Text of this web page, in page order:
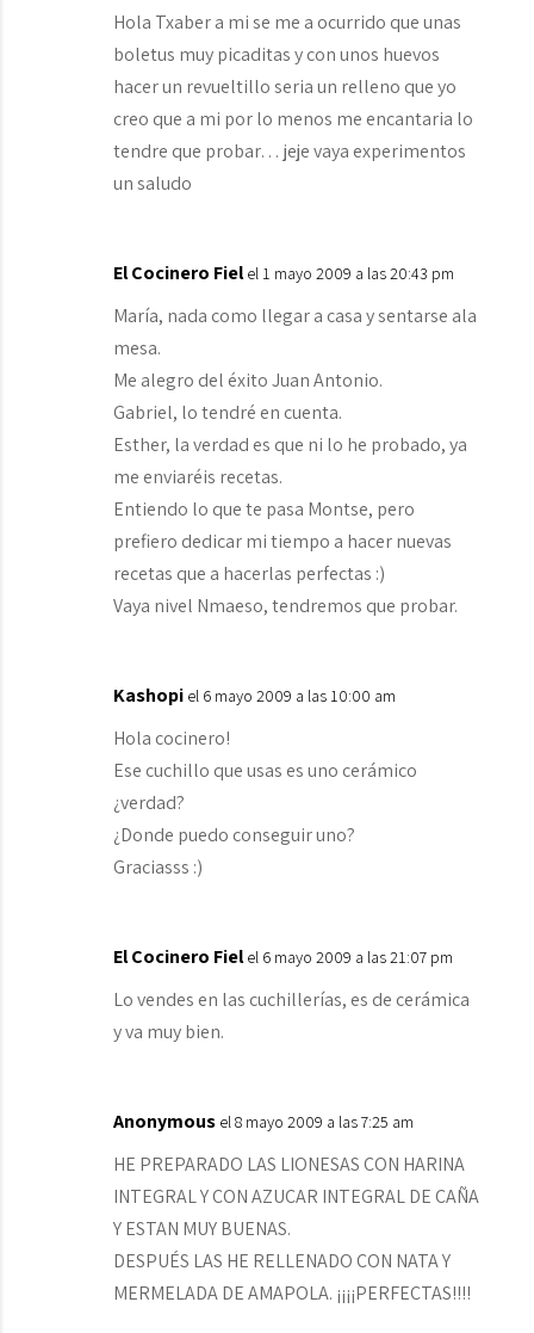
Hola Txaber a mi se me a ocurrido que unas
boletus muy picaditas y con unos huevos
hacer un revueltillo seria un relleno que yo
creo que a mi por lo menos me encantaria lo
tendre que probar… jeje vaya experimentos
un saludo
El Cocinero Fiel el 1 mayo 2009 a las 20:43 pm
María, nada como llegar a casa y sentarse ala
mesa.
Me alegro del éxito Juan Antonio.
Gabriel, lo tendré en cuenta.
Esther, la verdad es que ni lo he probado, ya
me enviaréis recetas.
Entiendo lo que te pasa Montse, pero
prefiero dedicar mi tiempo a hacer nuevas
recetas que a hacerlas perfectas :)
Vaya nivel Nmaeso, tendremos que probar.
Kashopi el 6 mayo 2009 a las 10:00 am
Hola cocinero!
Ese cuchillo que usas es uno cerámico
¿verdad?
¿Donde puedo conseguir uno?
Graciasss :)
El Cocinero Fiel el 6 mayo 2009 a las 21:07 pm
Lo vendes en las cuchillerías, es de cerámica
y va muy bien.
Anonymous el 8 mayo 2009 a las 7:25 am
HE PREPARADO LAS LIONESAS CON HARINA
INTEGRAL Y CON AZUCAR INTEGRAL DE CAÑA
Y ESTAN MUY BUENAS.
DESPUÉS LAS HE RELLENADO CON NATA Y
MERMELADA DE AMAPOLA. ¡¡¡¡PERFECTAS!!!!